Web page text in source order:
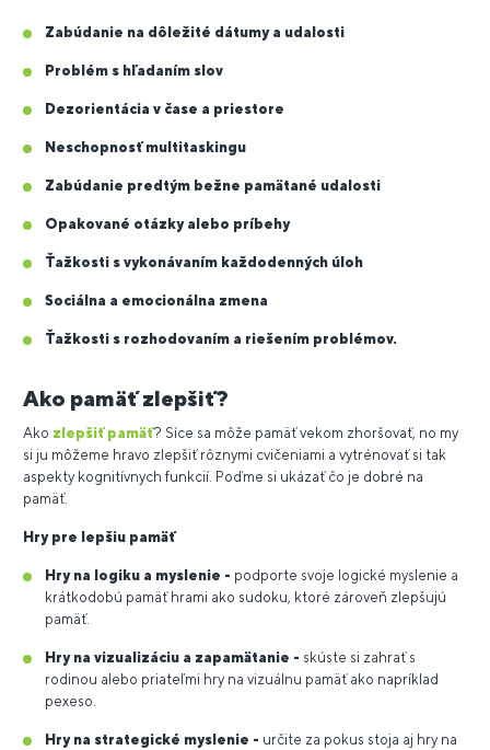
Zabúdanie na dôležité dátumy a udalosti
Problém s hľadaním slov
Dezorientácia v čase a priestore
Neschopnosť multitaskingu
Zabúdanie predtým bežne pamätané udalosti
Opakované otázky alebo príbehy
Ťažkosti s vykonávaním každodenných úloh
Sociálna a emocionálna zmena
Ťažkosti s rozhodovaním a riešením problémov.
Ako pamäť zlepšiť?
Ako zlepšiť pamäť? Síce sa môže pamäť vekom zhoršovať, no my
si ju môžeme hravo zlepšiť rôznymi cvičeniami a vytrénovať si tak
aspekty kognitívnych funkcií. Poďme si ukázať čo je dobré na
pamäť.
Hry pre lepšiu pamäť
Hry na logiku a myslenie - podporte svoje logické myslenie a
krátkodobú pamäť hrami ako sudoku, ktoré zároveň zlepšujú
pamäť.
Hry na vizualizáciu a zapamätanie - skúste si zahrať s
rodinou alebo priateľmi hry na vizuálnu pamäť ako napríklad
pexeso.
Hry na strategické myslenie - určite za pokus stoja aj hry na